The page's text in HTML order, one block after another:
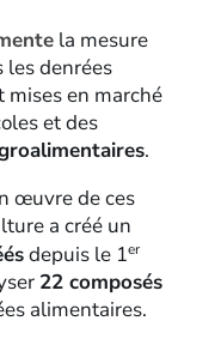
la mesure
les denrées
en marché
et des
.
œuvre de ces
a créé un
depuis le 1er
22 composés
alimentaires.